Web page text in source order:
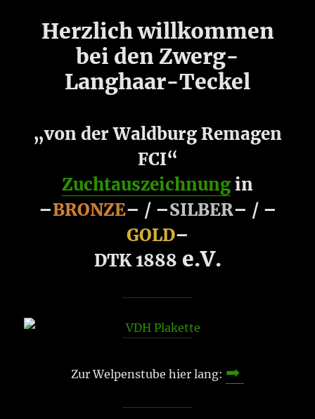
Herzlich willkommen
bei den Zwerg-
Langhaar-Teckel
„von der Waldburg Remagen
FCI“
Zuchtauszeichnungin
–BRONZE– / –SILBER– / –
GOLD–
DTK 1888 e.V.
Zur Welpenstube hier lang: ➡